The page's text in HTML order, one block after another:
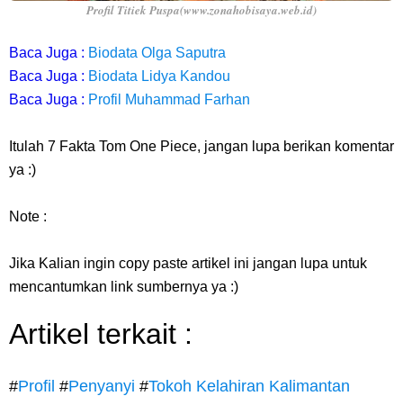
Profil Titiek Puspa(www.zonahobisaya.web.id)
Baca Juga : Biodata Olga Saputra
Baca Juga : Biodata Lidya Kandou
Baca Juga : Profil Muhammad Farhan
Itulah 7 Fakta Tom One Piece, jangan lupa berikan komentar
ya :)
Note :
Jika Kalian ingin copy paste artikel ini jangan lupa untuk
mencantumkan link sumbernya ya :)
Artikel terkait :
#Profil #Penyanyi #Tokoh Kelahiran Kalimantan